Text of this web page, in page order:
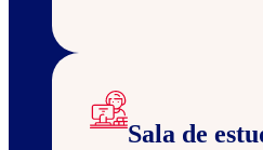
Sala de